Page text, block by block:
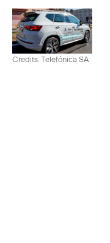
Credits: Telefónica SA